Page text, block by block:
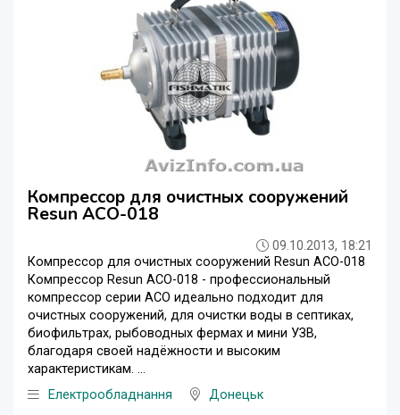
Компрессор для очистных сооружений
Resun ACO-018
09.10.2013, 18:21
Компрессор для очистных сооружений Resun ACO-018
Компрессор Resun ACO-018 - профессиональный
компрессор серии ACO идеально подходит для
очистных сооружений, для очистки воды в септиках,
биофильтрах, рыбоводных фермах и мини УЗВ,
благодаря своей надёжности и высоким
характеристикам. ...
Електрообладнання
Донецьк